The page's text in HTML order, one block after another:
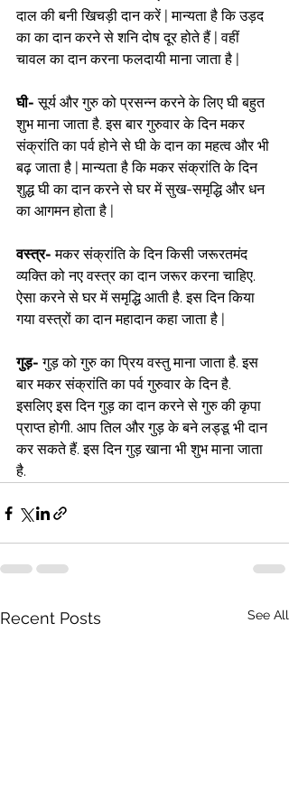
दाल की बनी खिचड़ी दान करें | मान्यता है कि उड़द
का का दान करने से शनि दोष दूर होते हैं | वहीं
चावल का दान करना फलदायी माना जाता है |
घी- सूर्य और गुरु को प्रसन्न करने के लिए घी बहुत
शुभ माना जाता है. इस बार गुरुवार के दिन मकर
संक्रांति का पर्व होने से घी के दान का महत्‍व और भी
बढ़ जाता है | मान्यता है कि मकर संक्रांति के दिन
शुद्ध घी का दान करने से घर में सुख-समृद्धि और धन
का आगमन होता है |
वस्त्र- मकर संक्रांति के दिन किसी जरूरतमंद
व्यक्ति को नए वस्त्र का दान जरूर करना चाहिए.
ऐसा करने से घर में समृद्धि आती है. इस दिन किया
गया वस्‍त्रों का दान महादान कहा जाता है |
गुड़- गुड़ को गुरु का प्रिय वस्‍तु माना जाता है. इस
बार मकर संक्रांति का पर्व गुरुवार के दिन है.
इसलिए इस दिन गुड़ का दान करने से गुरु की कृपा
प्राप्त होगी. आप तिल और गुड़ के बने लड्डू भी दान
कर सकते हैं. इस दिन गुड़ खाना भी शुभ माना जाता
है.
Recent Posts See All